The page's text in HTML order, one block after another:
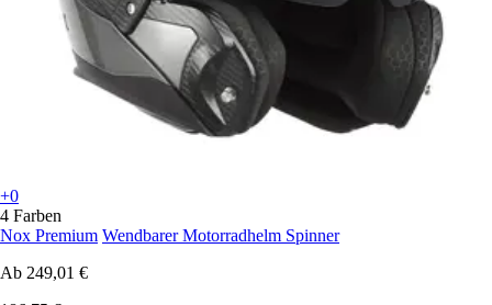
+0
4 Farben
Nox Premium Wendbarer Motorradhelm Spinner
Ab 249,01 €